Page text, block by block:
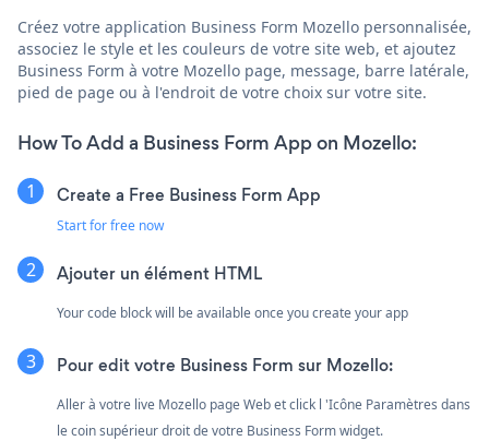
Créez votre application Business Form Mozello personnalisée,
associez le style et les couleurs de votre site web, et ajoutez
Business Form à votre Mozello page, message, barre latérale,
pied de page ou à l'endroit de votre choix sur votre site.
How To Add a Business Form App on Mozello:
Create a Free Business Form App
Start for free now
Ajouter un élément HTML
Your code block will be available once you create your app
Pour edit votre Business Form sur Mozello:
Aller à votre live Mozello page Web et click l 'Icône Paramètres dans
le coin supérieur droit de votre Business Form widget.